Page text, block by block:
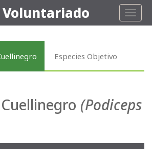
Toggle
Voluntariado
Especies Objetivo
(Podiceps